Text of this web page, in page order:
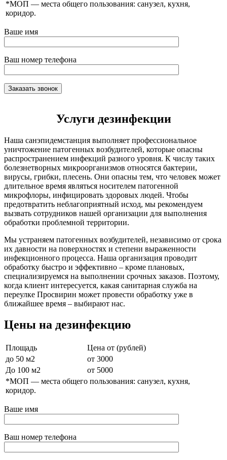
*МОП — места общего пользования: санузел, кухня,
коридор.
Ваше имя
Ваш номер телефона
Услуги дезинфекции
Наша санэпидемстанция выполняет профессиональное
уничтожение патогенных возбудителей, которые опасны
распространением инфекций разного уровня. К числу таких
болезнетворных микроорганизмов относятся бактерии,
вирусы, грибки, плесень. Они опасны тем, что человек может
длительное время являться носителем патогенной
микрофлоры, инфицировать здоровых людей. Чтобы
предотвратить неблагоприятный исход, мы рекомендуем
вызвать сотрудников нашей организации для выполнения
обработки проблемной территории.
Мы устраняем патогенных возбудителей, независимо от срока
их давности на поверхностях и степени выраженности
инфекционного процесса. Наша организация проводит
обработку быстро и эффективно – кроме плановых,
специализируемся на выполнении срочных заказов. Поэтому,
когда клиент интересуется, какая санитарная служба на
переулке Просвирин может провести обработку уже в
ближайшее время – выбирают нас.
Цены на дезинфекцию
Площадь
Цена от (рублей)
до 50 м2
от 3000
До 100 м2
от 5000
*МОП — места общего пользования: санузел, кухня,
коридор.
Ваше имя
Ваш номер телефона